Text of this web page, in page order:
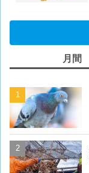
月間